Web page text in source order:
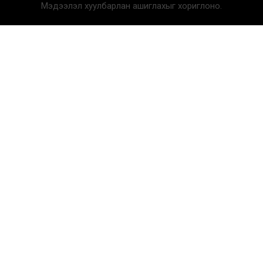
Мэдээлэл хуулбарлан ашиглахыг хориглоно.